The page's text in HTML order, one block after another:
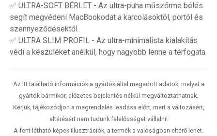
✅ ULTRA-SOFT BÉRLET - Az ultra-puha műszőrme bélés
segít megvédeni MacBookodat a karcolásoktól, portól és
szennyeződésektől.
✅ ULTRA SLIM PROFIL - Az ultra-minimalista kialakítás
védi a készüléket anélkül, hogy nagyobb lenne a térfogata.
Az itt található információk a gyártók által megadott adatok, melyet a
gyártók bármikor, előzetes bejelentés nélkül megváltoztathatnak.
Kérjük, tájékozódjon a megrendelés leadása előtt, mert a változásért,
eltérésért nem tudunk felelősséget vállalni!
A fent látható képek illusztrációk, a termék a valóságban eltérő lehet.